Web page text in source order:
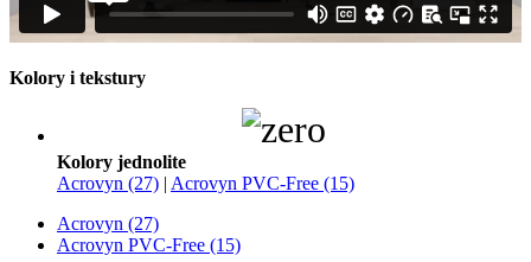
Kolory i tekstury
Kolory jednolite
Acrovyn (27) | Acrovyn PVC-Free (15)
Acrovyn (27)
Acrovyn PVC-Free (15)